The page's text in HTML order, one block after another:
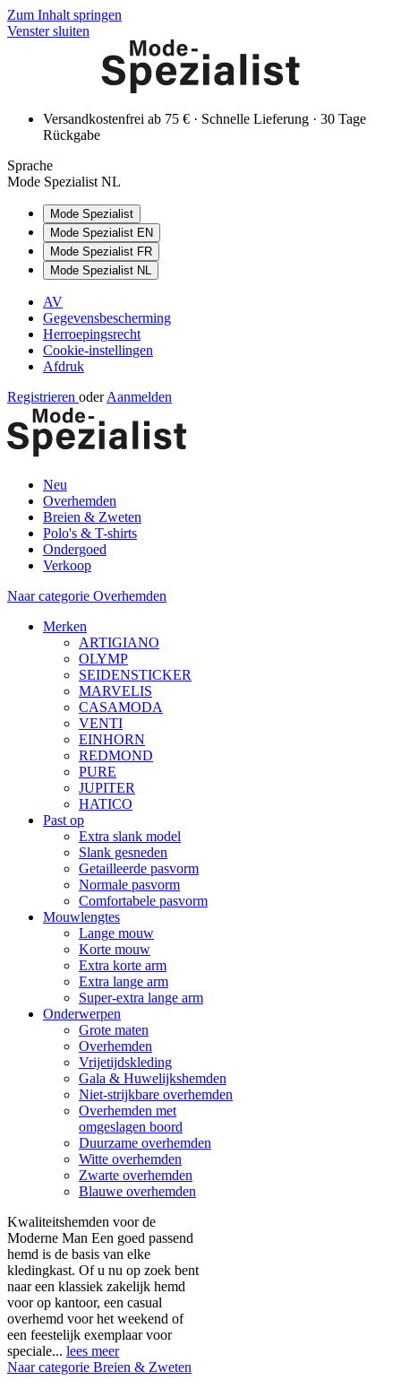
Zum Inhalt springen
Venster sluiten
Versandkostenfrei ab 75 € · Schnelle Lieferung · 30 Tage
Rückgabe
Sprache
Mode Spezialist NL
Mode Spezialist
Mode Spezialist EN
Mode Spezialist FR
Mode Spezialist NL
AV
Gegevensbescherming
Herroepingsrecht
Cookie-instellingen
Afdruk
Registrieren oder Aanmelden
Neu
Overhemden
Breien & Zweten
Polo's & T-shirts
Ondergoed
Verkoop
Naar categorie Overhemden
Merken
ARTIGIANO
OLYMP
SEIDENSTICKER
MARVELIS
CASAMODA
VENTI
EINHORN
REDMOND
PURE
JUPITER
HATICO
Past op
Extra slank model
Slank gesneden
Getailleerde pasvorm
Normale pasvorm
Comfortabele pasvorm
Mouwlengtes
Lange mouw
Korte mouw
Extra korte arm
Extra lange arm
Super-extra lange arm
Onderwerpen
Grote maten
Overhemden
Vrijetijdskleding
Gala & Huwelijkshemden
Niet-strijkbare overhemden
Overhemden met
omgeslagen boord
Duurzame overhemden
Witte overhemden
Zwarte overhemden
Blauwe overhemden
Kwaliteitshemden voor de
Moderne Man Een goed passend
hemd is de basis van elke
kledingkast. Of u nu op zoek bent
naar een klassiek zakelijk hemd
voor op kantoor, een casual
overhemd voor het weekend of
een feestelijk exemplaar voor
speciale... lees meer
Naar categorie Breien & Zweten